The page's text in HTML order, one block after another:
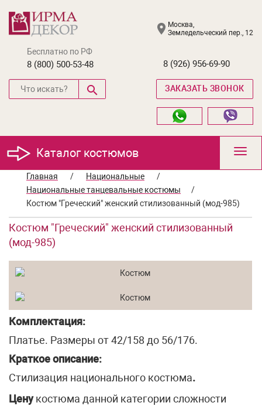
Москва,
Земледельческий пер., 12
Бесплатно по РФ
8 (800) 500-53-48 8 (926) 956-69-90
ЗАКАЗАТЬ ЗВОНОК
Каталог костюмов
Главная
/ Национальные
/
Национальные танцевальные костюмы
/
Костюм "Греческий" женский стилизованный (мод-985)
Костюм "Греческий" женский стилизованный
(мод-985)
Комплектация:
Платье. Размеры от 42/158 до 56/176.
Краткое описание:
Стилизация национального костюма.
Ценукостюма данной категории сложности